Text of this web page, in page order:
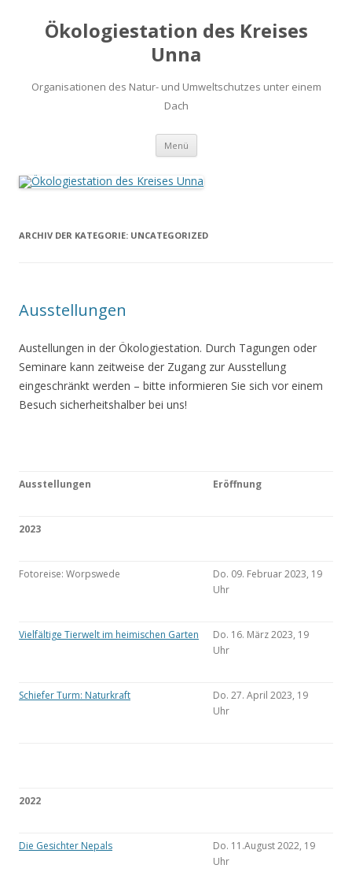
Ökologiestation des Kreises
Unna
Organisationen des Natur- und Umweltschutzes unter einem
Dach
Menü Zum
springen
ARCHIV DER KATEGORIE: UNCATEGORIZED
Ausstellungen
Austellungen in der Ökologiestation. Durch Tagungen oder
Seminare kann zeitweise der Zugang zur Ausstellung
eingeschränkt werden – bitte informieren Sie sich vor einem
Besuch sicherheitshalber bei uns!
Ausstellungen Eröffnung
2023
Fotoreise: Worpswede
Do. 09. Februar 2023, 19
Uhr
Vielfältige Tierwelt im heimischen Garten
Do. 16. März 2023, 19
Uhr
Schiefer Turm: Naturkraft
Do. 27. April 2023, 19
Uhr
2022
Die Gesichter Nepals
Do. 11.August 2022, 19
Uhr